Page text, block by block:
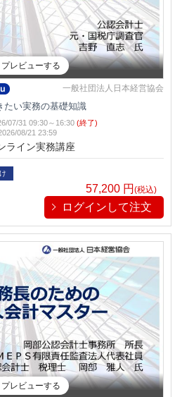
プレビューする
一般社団法人日本経営協会
たい実務の基礎知識
07/31 09:30～16:30 (終了)
08/21 23:59
ライン実務講座
57,200 円(税込)
ログインして注文
プレビューする